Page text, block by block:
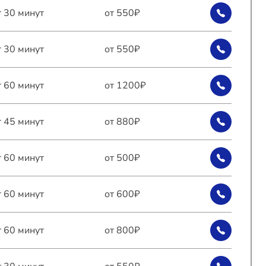
30 минут от 550₽
30 минут от 550₽
60 минут от 1200₽
45 минут от 880₽
60 минут от 500₽
60 минут от 600₽
60 минут от 800₽